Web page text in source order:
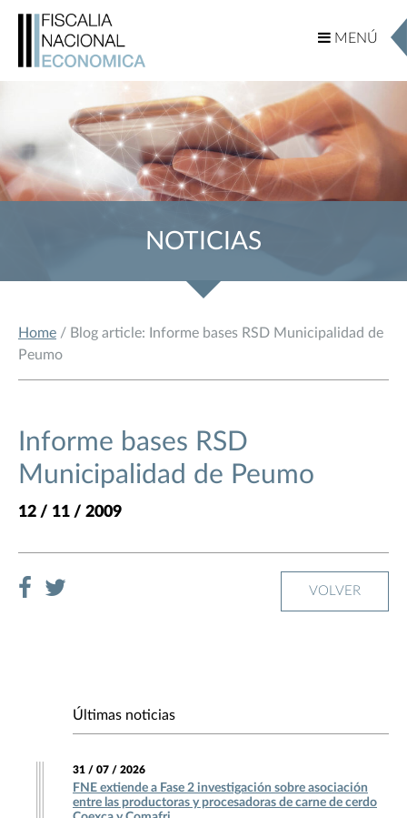
MENÚ
MENÚ
NOTICIAS
Home / Blog article: Informe bases RSD Municipalidad de
Peumo
Informe bases RSD
Municipalidad de Peumo
12 / 11 / 2009
VOLVER
Últimas noticias
31 / 07 / 2026
FNE extiende a Fase 2 investigación sobre asociación
entre las productoras y procesadoras de carne de cerdo